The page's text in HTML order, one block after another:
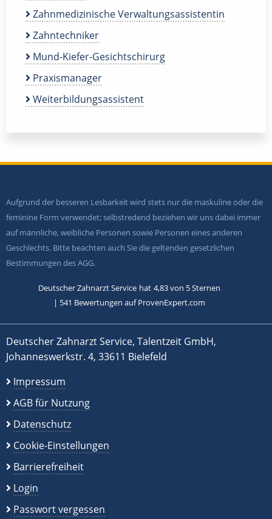
Zahnmedizinische Verwaltungsassistentin
Zahntechniker
Mund-Kiefer-Gesichtschirurg
Praxismanager
Weiterbildungsassistent
Aufgrund der besseren Lesbarkeit wird stets nur die maskuline oder die
feminine Form verwendet; selbstredend beziehen wir uns dabei immer
auf männliche, weibliche Personen sowie Personen eines anderen
Geschlechts. Bitte beachten auch Sie die geltenden gesetzlichen
Bestimmungen des AGG.
Deutscher Zahnarzt Service hat 4,83von 5Sternen
| 541 Bewertungen auf ProvenExpert.com
Deutscher Zahnarzt Service, Talentzeit GmbH,
Johanneswerkstr. 4, 33611 Bielefeld
Impressum
AGB für Nutzung
Datenschutz
Cookie-Einstellungen
Barrierefreiheit
Login
Passwort vergessen